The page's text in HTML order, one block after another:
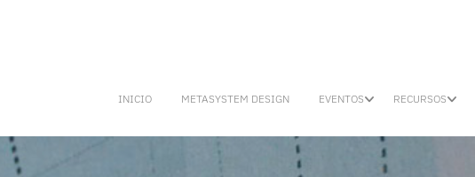
INICIO METASYSTEM DESIGN EVENTOS RECURSOS